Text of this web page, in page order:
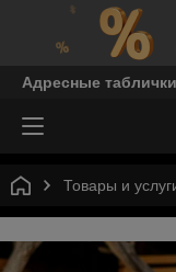
Адресные
Товары и